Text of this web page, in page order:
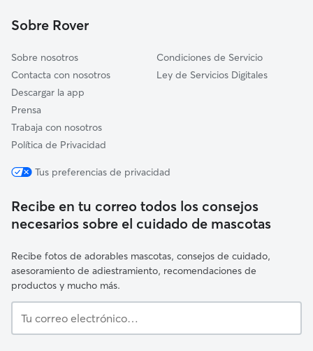
Herradón de Pinares
Sobre Rover
Sobre nosotros
Contacta con nosotros
Descargar la app
Prensa
Trabaja con nosotros
Política de Privacidad
Condiciones de Servicio
Ley de Servicios Digitales
Tus preferencias de privacidad
Recibe en tu correo todos los consejos
necesarios sobre el cuidado de mascotas
Recibe fotos de adorables mascotas, consejos de cuidado,
asesoramiento de adiestramiento, recomendaciones de
productos y mucho más.
correo